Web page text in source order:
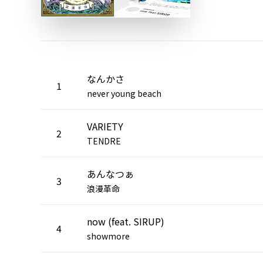
1 なんかさ
never young beach
2 VARIETY
TENDRE
3 あんなつぁ
浪漫革命
4 now (feat. SIRUP)
showmore